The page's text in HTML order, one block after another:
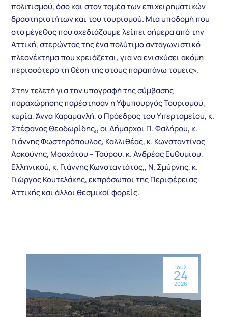
πολιτισμού, όσο και στον τομέα των επιχειρηματικών
δραστηριοτήτων και του τουρισμού. Μια υποδομή που
στο μέγεθος που σχεδιάζουμε λείπει σήμερα από την
Αττική, στερώντας της ένα πολύτιμο ανταγωνιστικό
πλεονέκτημα που χρειάζεται, για να ενισχύσει ακόμη
περισσότερο τη θέση της στους παραπάνω τομείς».
Στην τελετή για την υπογραφή της σύμβασης
παραχώρησης παρέστησαν η Υφυπουργός Τουρισμού,
κυρία, Άννα Καραμανλή, ο Πρόεδρος του Υπερταμείου, κ.
Στέφανος Θεοδωρίδης,, οι Δήμαρχοι Π. Φαλήρου, κ.
Γιάννης Φωστηρόπουλος, Καλλιθέας, κ. Κωνσταντίνος
Ασκούνης, Μοσχάτου – Ταύρου, κ. Ανδρέας Ευθυμίου,
Ελληνικού, κ. Γιάννης Κωνσταντάτος,, Ν. Σμύρνης, κ.
Γιώργος Κουτελάκης, εκπρόσωποι της Περιφέρειας
Αττικής και άλλοι θεσμικοί φορείς.
Ιούλ
24
2026